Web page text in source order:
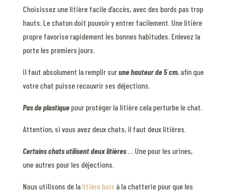
Choisissez une litière facile d’accès, avec des bords pas trop
hauts. Le chaton doit pouvoir y entrer facilement. Une litière
propre favorise rapidement les bonnes habitudes. Enlevez la
porte les premiers jours.
Il faut absolument la remplir surune hauteur de 5 cm, afin que
votre chat puisse recouvrir ses déjections.
Pas de plastique pour protéger la litière cela perturbe le chat.
Attention, si vous avez deux chats, il faut deux litières.
Certains chats utilisent deux litières… Une pour les urines,
une autres pour les déjections.
Nous utilisons de la litière bois à la chatterie pour que les